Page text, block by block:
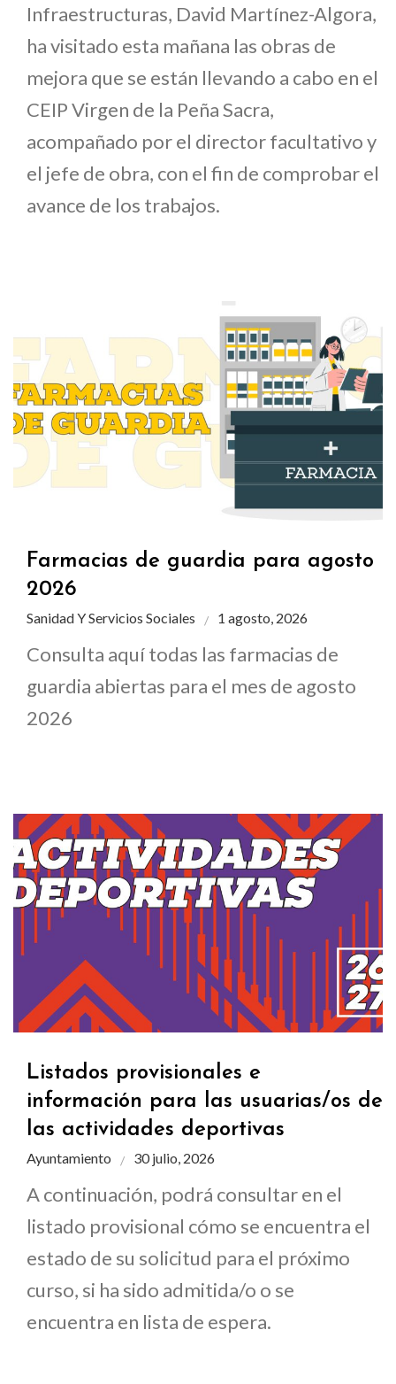
Infraestructuras, David Martínez-Algora,
ha visitado esta mañana las obras de
mejora que se están llevando a cabo en el
CEIP Virgen de la Peña Sacra,
acompañado por el director facultativo y
el jefe de obra, con el fin de comprobar el
avance de los trabajos.
Farmacias de guardia para agosto
2026
Sanidad Y Servicios Sociales 1 agosto, 2026
Consulta aquí todas las farmacias de
guardia abiertas para el mes de agosto
2026
Listados provisionales e
información para las usuarias/os de
las actividades deportivas
Ayuntamiento 30 julio, 2026
A continuación, podrá consultar en el
listado provisional cómo se encuentra el
estado de su solicitud para el próximo
curso, si ha sido admitida/o o se
encuentra en lista de espera.